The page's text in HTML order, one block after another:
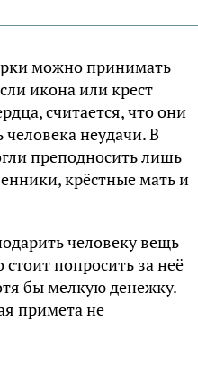
можно принимать
икона или крест
считается, что они
неудачи. В
преподносить лишь
крёстные мать и
человеку вещь
стоит попросить за неё
бы мелкую денежку.
примета не